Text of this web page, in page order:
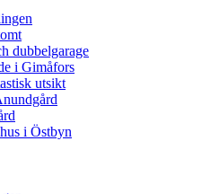
dubbelgarage
i Gimåfors
utsikt
i Östbyn